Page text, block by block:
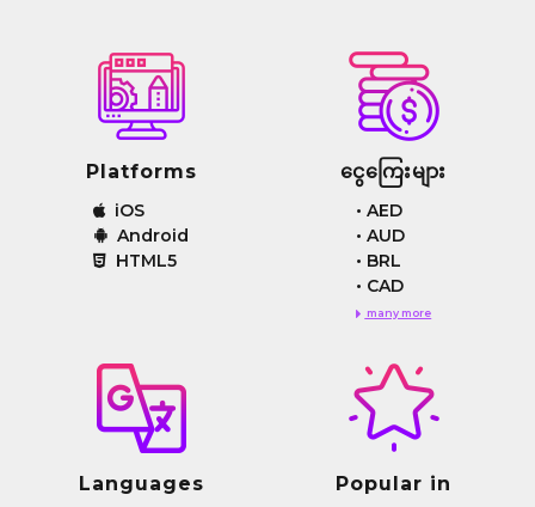
Platforms
iOS
Android
HTML5
ငွေကြေးများ
•AED
•AUD
• BRL
• CAD
many more
Languages Popular in